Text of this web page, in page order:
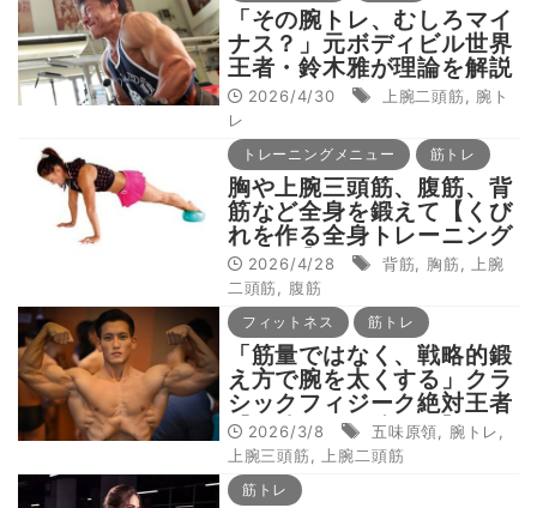
「その腕トレ、むしろマイ
ナス？」元ボディビル世界
王者・鈴木雅が理論を解説
━“形の悪い筋肉”を作らな
いための鉄則【後半】
2026/4/30 上腕二頭筋
腕ト
レ
トレーニングメニュー 筋トレ
胸や上腕三頭筋、腹筋、背
筋など全身を鍛えて【くび
れを作る全身トレーニング
DAY６】
2026/4/28 背筋 胸筋
上腕
二頭筋
腹筋
フィットネス 筋トレ
「筋量ではなく、戦略的鍛
え方で腕を太くする」クラ
シックフィジーク絶対王者
【五味原領の腕トレ】
2026/3/8 五味原領 腕トレ
上腕三頭筋
上腕二頭筋
筋トレ